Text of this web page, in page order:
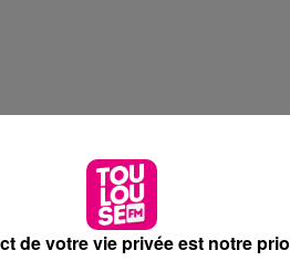
de votre vie privée est notre